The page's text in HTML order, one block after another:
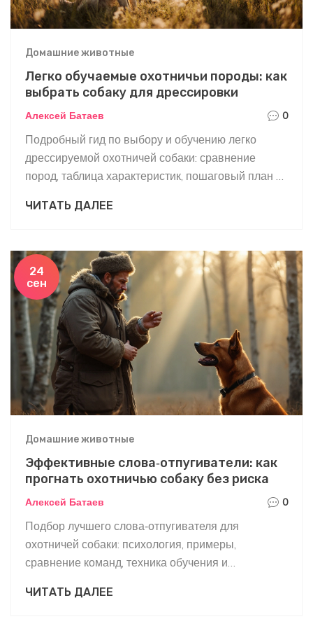
Домашние животные
Легко обучаемые охотничьи породы: как
выбрать собаку для дрессировки
Алексей Батаев 0
Подробный гид по выбору и обучению легко
дрессируемой охотничей собаки: сравнение
пород, таблица характеристик, пошаговый план и
ЧИТАТЬ ДАЛЕЕ
24
сен
Домашние животные
Эффективные слова‑отпугиватели: как
прогнать охотничью собаку без риска
Алексей Батаев 0
Подбор лучшего слова‑отпугивателя для
охотничей собаки: психология, примеры,
сравнение команд, техника обучения и
ЧИТАТЬ ДАЛЕЕ